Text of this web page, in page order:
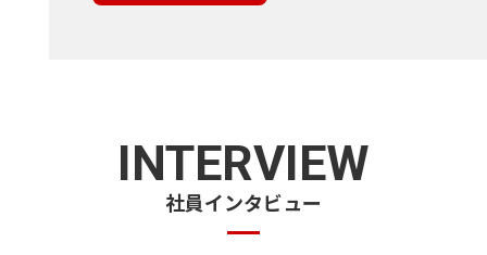
INTERVIEW
社員インタビュー